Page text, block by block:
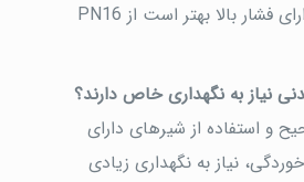
خطوط صنعتی یا دارای فشار بالا بهتر است از PN16
نیاز به نگهداری خاص دارند؟
استفاده از شیرهای دارای
نیاز به نگهداری زیادی